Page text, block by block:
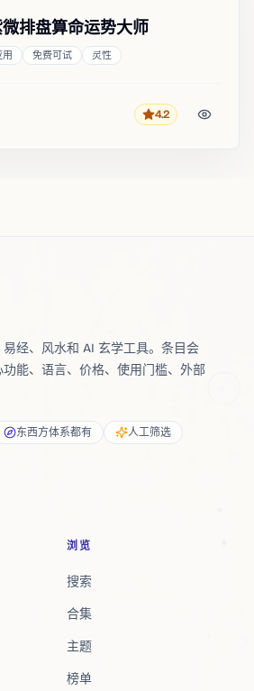
排盘算命运势大师
免费可试 灵性
评分4.2
经、风水和 AI 玄学工具。条目会
能、语言、价格、使用门槛、外部
东西方体系都有 人工筛选
浏览
搜索
合集
主题
榜单